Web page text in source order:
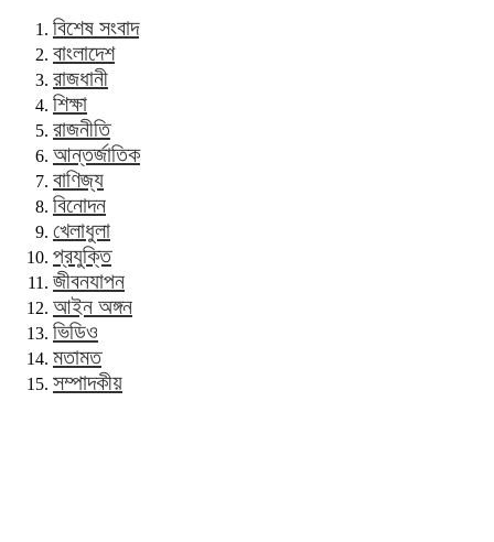
বিশেষ সংবাদ
বাংলাদেশ
রাজধানী
শিক্ষা
রাজনীতি
আন্তর্জাতিক
বাণিজ্য
বিনোদন
খেলাধুলা
প্রযুক্তি
জীবনযাপন
আইন অঙ্গন
ভিডিও
মতামত
সম্পাদকীয়